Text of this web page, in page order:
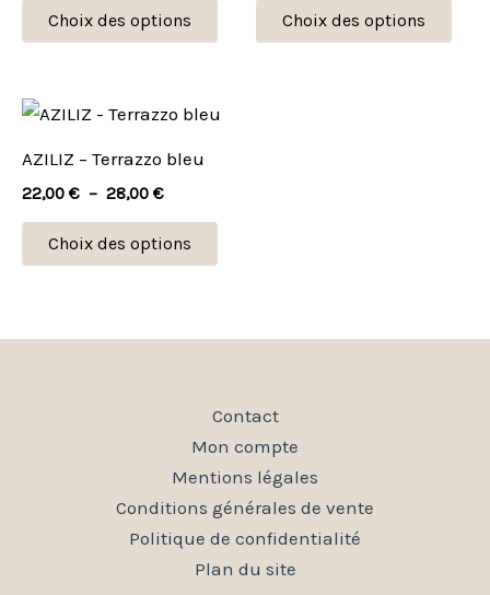
Choix des options
variations.
Les
la
Choix des options
Les
AZILIZ – Terrazzo bleu
22,00 € – 28,00 €
Plage
prix :
22,00 €
à
Choix des options
Ce
Les
sur
la
page
du
produit
Contact
Mon compte
Mentions légales
Conditions générales de vente
Politique de confidentialité
Plan du site